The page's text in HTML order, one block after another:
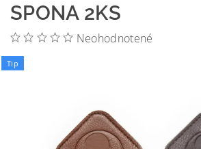
SPONA 2KS
Neohodnotené
Tip